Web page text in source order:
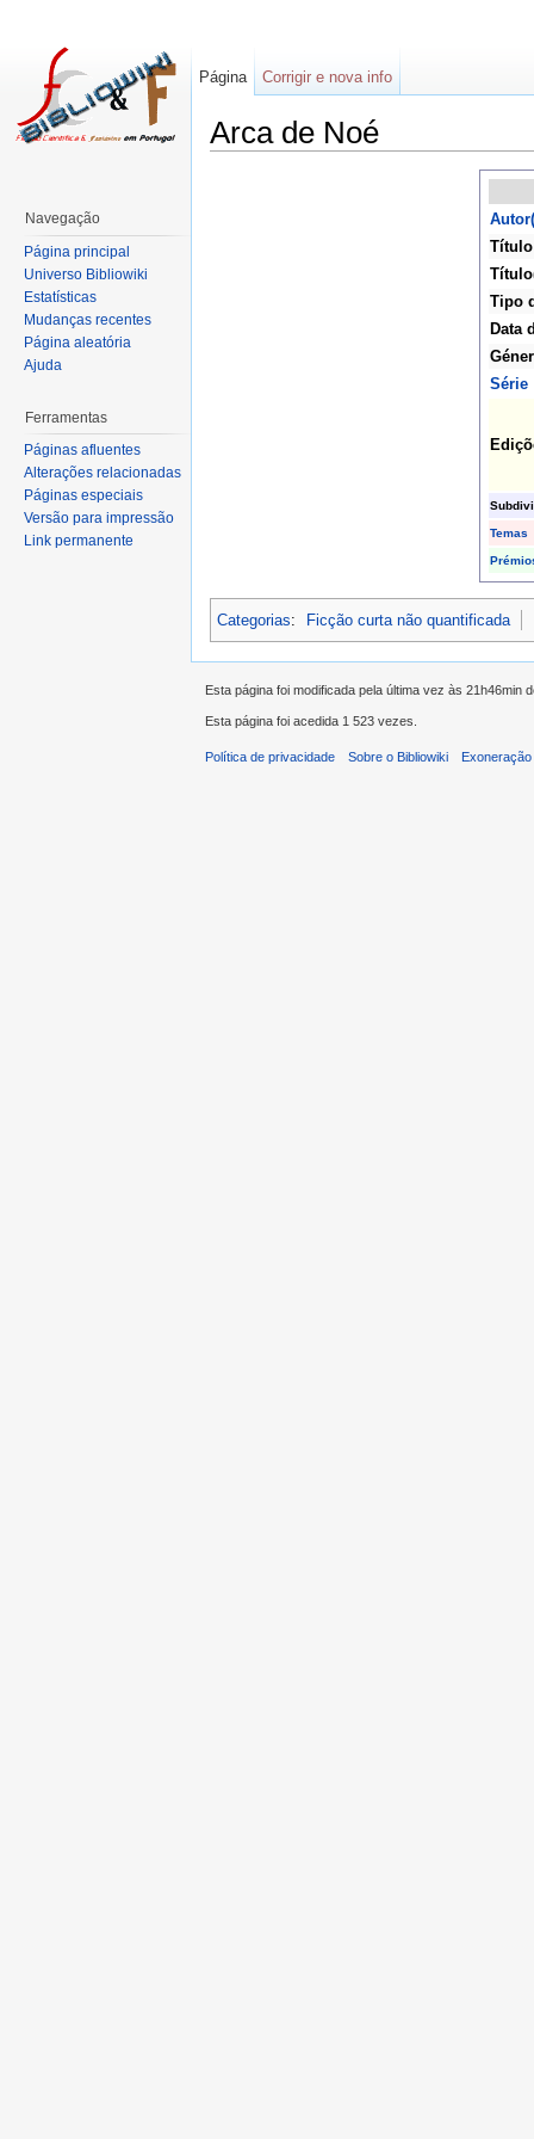
Arca de Noé
Tipo
Data
Série
Temas
Categorias: Ficção curta não quantificada
Página Corrigir e nova info
Navegação
Página principal
Universo Bibliowiki
Estatísticas
Mudanças recentes
Página aleatória
Ajuda
Ferramentas
Páginas afluentes
Alterações relacionadas
Páginas especiais
Versão para impressão
Link permanente
Esta página foi modificada pela última vez às 21h46min
Esta página foi acedida 1 523 vezes.
Política de privacidade Sobre o Bibliowiki